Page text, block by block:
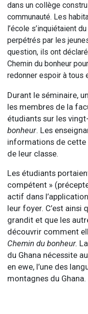
dans un collège
communauté. Les
l’école s’inquiétaient
perpétrés par les
question, ils ont
Chemin du bonheur
redonner espoir à tous
Durant le séminaire,
les membres de la
étudiants sur les
bonheur. Les
informations de cette
de leur classe.
Les étudiants
compétent »
actif dans
leur foyer. C’est
grandit et que les
découvrir comment
Chemin du bonheur.
du Ghana nécessite
en ewe, l’une des
montagnes du Ghana.